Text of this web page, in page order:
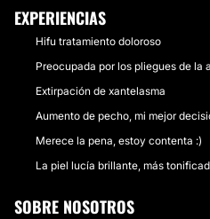
EXPERIENCIAS
Hifu tratamiento doloroso
Preocupada por los pliegues de la
Extirpación de xantelasma
Aumento de pecho, mi mejor
Merece la pena, estoy contenta :)
La piel lucía brillante, más
SOBRE NOSOTROS